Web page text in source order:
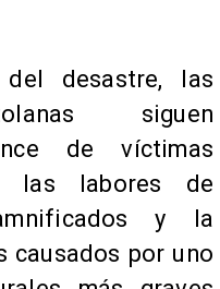
desastre, las
siguen
de víctimas
las labores de
y la
causados por uno